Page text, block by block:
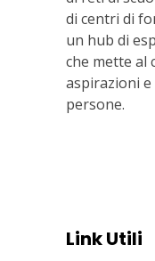
di centri di
un hub di
che mette al
aspirazioni
persone.
Link Utili